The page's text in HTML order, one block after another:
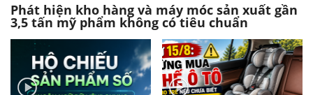
Phát hiện kho hàng và máy móc sản xuất gần
3,5 tấn mỹ phẩm không có tiêu chuẩn